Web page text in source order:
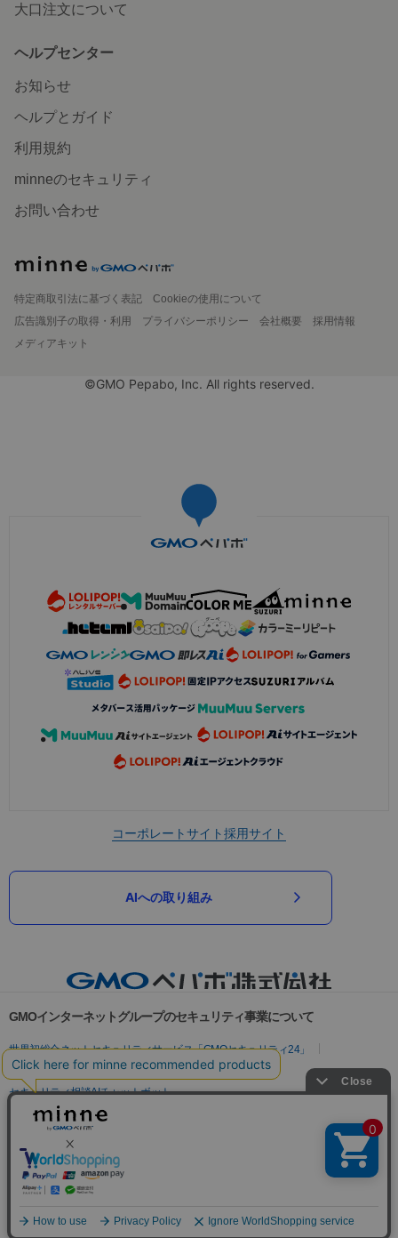
大口注文について
ヘルプセンター
お知らせ
ヘルプとガイド
利用規約
minneのセキュリティ
お問い合わせ
特定商取引法に基づく表記
Cookieの使用について
広告識別子の取得・利用
プライバシーポリシー 会社概要
採用情報
メディアキット
©GMO Pepabo, Inc. All rights reserved.
コーポレートサイト採用サイト
AIへの取り組み
GMOインターネットグループのセキュリティ事業について
世界初総合ネットセキュリティサービス「GMOセキュリティ24」
パスワード漏洩診断
Webサイトリスク診断
セキュリティ相談AIチャットボット
実在証明・盗聴対策
サイバー攻撃対策（GMO Flatt Security）
セキュリティ事業の軌跡